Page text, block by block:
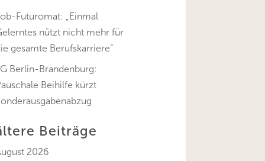
Futuromat: „Einmal
nützt nicht mehr für
gesamte Berufskarriere“
Berlin-Brandenburg:
Beihilfe kürzt
Beiträge
2026